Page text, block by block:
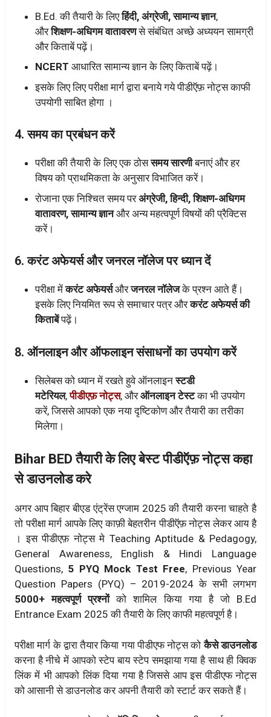
B.Ed. की तैयारी के लिएहिंदी, अंग्रेजी, सामान्य ज्ञान,
औरशिक्षण-अधिगम वातावरणसे संबंधित अच्छे अध्ययन सामग्री
और किताबें पढ़ें।
NCERT आधारित सामान्य ज्ञान के लिए किताबें पढ़ें।
इसके लिए लिए परीक्षा मार्ग द्वारा बनाये गये पीडीऍफ़ नोट्स काफी
उपयोगी साबित होगा ।
4.समय का प्रबंधन करें
परीक्षा की तैयारी के लिए एक ठोससमय सारणीबनाएं और हर
विषय को प्राथमिकता के अनुसार विभाजित करें।
रोजाना एक निश्चित समय परअंग्रेजी, हिन्दी,शिक्षण-अधिगम
वातावरण, सामान्य ज्ञानऔर अन्य महत्वपूर्ण विषयों की प्रैक्टिस
करें।
6.करंट अफेयर्स और जनरल नॉलेज पर ध्यान दें
परीक्षा मेंकरंट अफेयर्सऔरजनरल नॉलेजके प्रश्न आते हैं।
इसके लिए नियमित रूप से समाचार पत्र औरकरंट अफेयर्स की
किताबेंपढ़ें।
8. ऑनलाइन और ऑफलाइन संसाधनों का उपयोग करें
सिलेबस को ध्यान में रखते हुवे ऑनलाइनस्टडी
मटेरियल,पीडीएफ़ नोट्स, औरऑनलाइन टेस्टका भी उपयोग
करें, जिससे आपको एक नया दृष्टिकोण और तैयारी का तरीका
मिलेगा।
Bihar BED तैयारी के लिए बेस्ट पीडीऍफ़ नोट्स कहा
से डाउनलोड करे
अगर आप बिहार बीएड एंट्रेंस एग्जाम 2025 की तैयारी करना चाहते है
तो परीक्षा मार्ग आपके लिए काफ़ी बेहतरीन पीडीऍफ़ नोट्स लेकर आय है
। इस पीडीएफ़ नोट्स मे Teaching Aptitude & Pedagogy,
General Awareness, English & Hindi Language
Questions, 5 PYQ Mock Test Free, Previous Year
Question Papers (PYQ) – 2019-2024 के सभी लगभग
5000+ महत्वपूर्ण प्रश्नोंको शामिल किया गया है जो B.Ed
Entrance Exam 2025 की तैयारी के लिए काफी महत्वपूर्ण है।
परीक्षा मार्ग के द्वारा तैयार किया गया पीडीएफ नोट्स कोकैसे डाउनलोड
करना है नीचे में आपको स्टेप बाय स्टेप समझाया गया है साथ ही क्विक
लिंक में भी आपको लिंक दिया गया है जिससे आप इस पीडीएफ नोट्स
को आसानी से डाउनलोड कर अपनी तैयारी को स्टार्ट कर सकते हैं।